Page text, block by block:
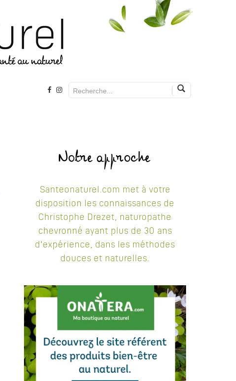
Notre approche
Santeonaturel.com met à votre
disposition les connaissances de
Christophe Drezet, naturopathe
chevronné ayant plus de 30 ans
d'expérience, dans les méthodes
douces et naturelles.